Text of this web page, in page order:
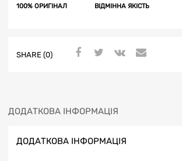
100% ОРИГІНАЛ ВІДМІННА ЯКІСТЬ
SHARE (0)
ДОДАТКОВА ІНФОРМАЦІЯ
ДОДАТКОВА ІНФОРМАЦІЯ